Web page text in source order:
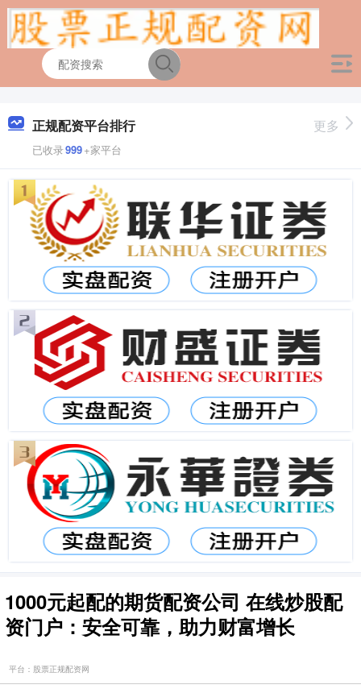
正规配资平台排行
已收录999+家平台
更多
1000元起配的期货配资公司 在线炒股配
资门户：安全可靠，助力财富增长
平台：股票正规配资网